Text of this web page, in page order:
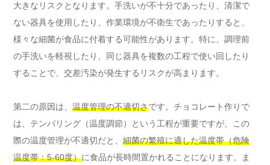
大きなリスクとなります。手洗いが不十分であったり、清潔で
ない器具を使用したり、作業環境が不衛生であったりすると、
様々な細菌が食品に付着する可能性があります。特に、調理前
の手洗いを軽視したり、同じ器具を複数の工程で使い回したり
することで、交差汚染が発生するリスクが高まります。
第二の原因は、 温度管理の不適切さです。チョコレート作りで
は、テンパリング（温度調節）という工程が重要ですが、この
際の温度管理が不適切だと、 細菌の繁殖に適した温度帯（危険
温度帯：5-60度）に食品が長時間置かれることになります。ま